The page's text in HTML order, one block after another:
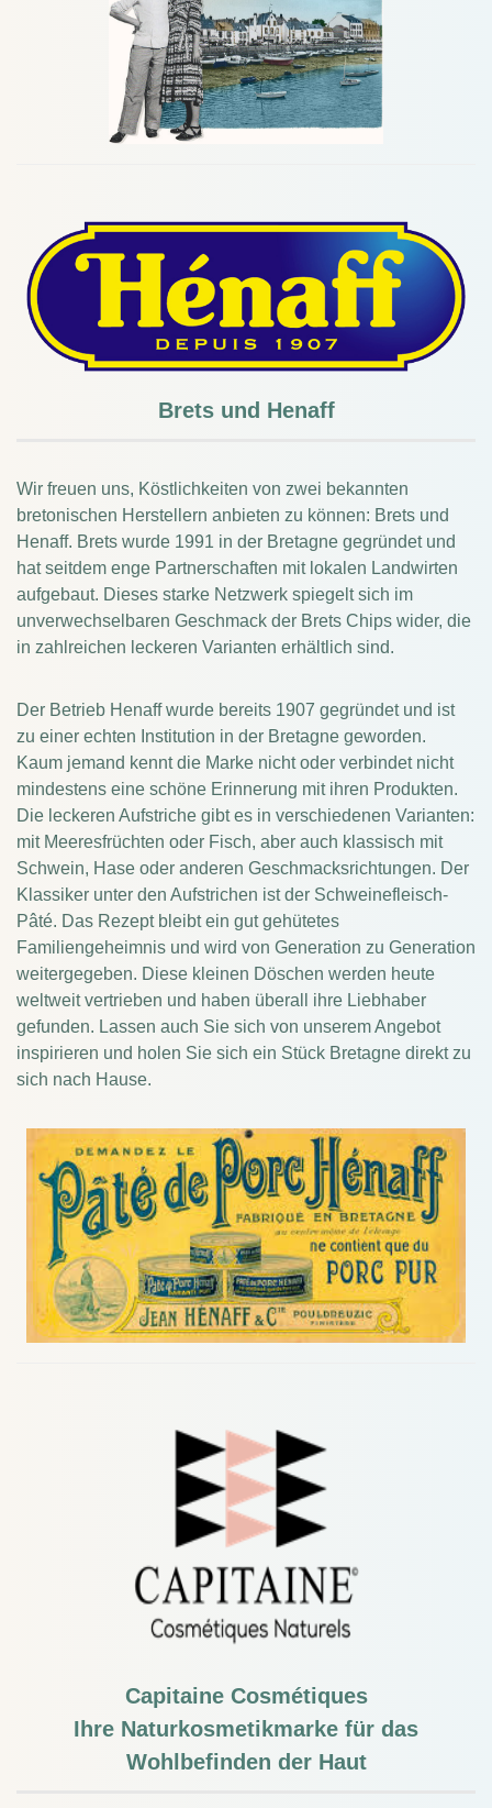
Brets und Henaff
Wir freuen uns, Köstlichkeiten von zwei bekannten
bretonischen Herstellern anbieten zu können: Brets und
Henaff. Brets wurde 1991 in der Bretagne gegründet und
hat seitdem enge Partnerschaften mit lokalen Landwirten
aufgebaut. Dieses starke Netzwerk spiegelt sich im
unverwechselbaren Geschmack der Brets Chips wider, die
in zahlreichen leckeren Varianten erhältlich sind.
Der Betrieb Henaff wurde bereits 1907 gegründet und ist
zu einer echten Institution in der Bretagne geworden.
Kaum jemand kennt die Marke nicht oder verbindet nicht
mindestens eine schöne Erinnerung mit ihren Produkten.
Die leckeren Aufstriche gibt es in verschiedenen Varianten:
mit Meeresfrüchten oder Fisch, aber auch klassisch mit
Schwein, Hase oder anderen Geschmacksrichtungen. Der
Klassiker unter den Aufstrichen ist der Schweinefleisch-
Pâté. Das Rezept bleibt ein gut gehütetes
Familiengeheimnis und wird von Generation zu Generation
weitergegeben. Diese kleinen Döschen werden heute
weltweit vertrieben und haben überall ihre Liebhaber
gefunden. Lassen auch Sie sich von unserem Angebot
inspirieren und holen Sie sich ein Stück Bretagne direkt zu
sich nach Hause.
Capitaine Cosmétiques
Ihre Naturkosmetikmarke für das
Wohlbefinden der Haut